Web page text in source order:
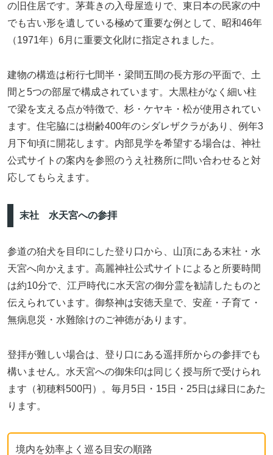
の旧住居です。茅葺きの入母屋造りで、東日本の民家の中
でも古い形を遺している極めて重要な例として、昭和46年
（1971年）6月に重要文化財に指定されました。
建物の構造は桁行七間半・梁間五間の長方形の平面で、土
間と5つの部屋で構成されています。大黒柱がなく細い柱
で梁を支える点が特徴で、杉・ケヤキ・松が使用されてい
ます。住宅脇には樹齢400年のシダレザクラがあり、例年3
月下旬頃に開花します。内部見学を希望する場合は、神社
公式サイトの案内を参照のうえ社務所に問い合わせると対
応してもらえます。
末社 水天宮への参拝
参道の狛犬を目印にした登り口から、山頂にある末社・水
天宮へ向かえます。高麗神社公式サイトによると所要時間
は約10分で、江戸時代に水天宮の御分霊を勧請したものと
伝えられています。御祭神は安徳天皇で、安産・子育て・
無病息災・水難除けのご神徳があります。
登拝が難しい場合は、登り口にある遥拝所からの参拝でも
構いません。水天宮への御朱印は同じく授与所で受けられ
ます（初穂料500円）。毎月5日・15日・25日は縁日にあた
ります。
境内を効率よく巡る目安の順路